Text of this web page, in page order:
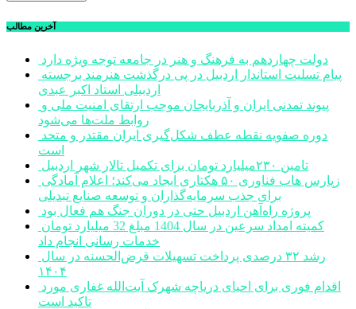
آخرین مطالب
دولت چهاردهم به فرهنگ و هنر در جامعه توجه ویژه دارد
اردبیلی استاد اکبر عبدی
روابط ملت‌ها می‌شود
است
تامین ۲۳۰میلیارد تومان برای تکمیل تالار شهر اردبیل
برای جذب سرمایه‌گذاران و توسعه صنایع تبدیلی
پروژه راه‌آهن اردبیل حتی در دوران جنگ هم فعال بود
خدمات رسانی انجام داد
۱۴۰۴
تاکید است